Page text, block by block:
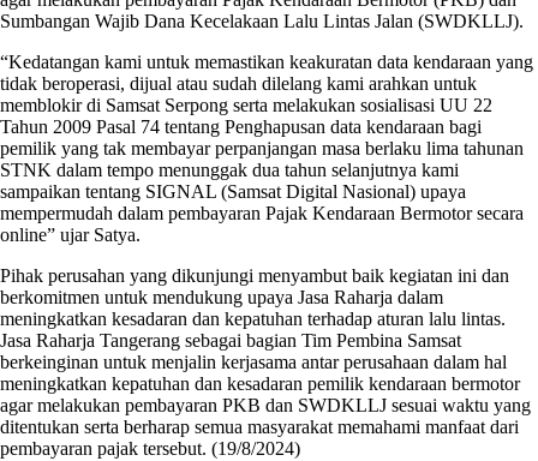
Sumbangan Wajib Dana Kecelakaan Lalu Lintas Jalan (SWDKLLJ).
“Kedatangan kami untuk memastikan keakuratan data kendaraan yang
tidak beroperasi, dijual atau sudah dilelang kami arahkan untuk
memblokir di Samsat Serpong serta melakukan sosialisasi UU 22
Tahun 2009 Pasal 74 tentang Penghapusan data kendaraan bagi
pemilik yang tak membayar perpanjangan masa berlaku lima tahunan
STNK dalam tempo menunggak dua tahun selanjutnya kami
sampaikan tentang SIGNAL (Samsat Digital Nasional) upaya
mempermudah dalam pembayaran Pajak Kendaraan Bermotor secara
online” ujar Satya.
Pihak perusahan yang dikunjungi menyambut baik kegiatan ini dan
berkomitmen untuk mendukung upaya Jasa Raharja dalam
meningkatkan kesadaran dan kepatuhan terhadap aturan lalu lintas.
Jasa Raharja Tangerang sebagai bagian Tim Pembina Samsat
berkeinginan untuk menjalin kerjasama antar perusahaan dalam hal
meningkatkan kepatuhan dan kesadaran pemilik kendaraan bermotor
agar melakukan pembayaran PKB dan SWDKLLJ sesuai waktu yang
ditentukan serta berharap semua masyarakat memahami manfaat dari
pembayaran pajak tersebut. (19/8/2024)